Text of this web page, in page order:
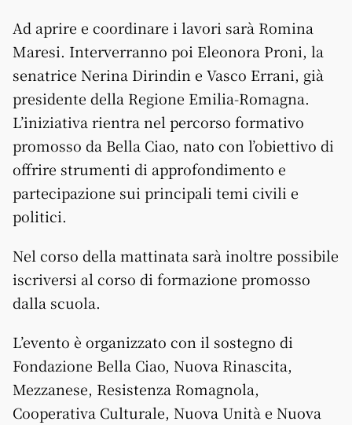
Ad aprire e coordinare i lavori sarà Romina
Maresi. Interverranno poi Eleonora Proni, la
senatrice Nerina Dirindin e Vasco Errani, già
presidente della Regione Emilia-Romagna.
L’iniziativa rientra nel percorso formativo
promosso da Bella Ciao, nato con l’obiettivo di
offrire strumenti di approfondimento e
partecipazione sui principali temi civili e
politici.
Nel corso della mattinata sarà inoltre possibile
iscriversi al corso di formazione promosso
dalla scuola.
L’evento è organizzato con il sostegno di
Fondazione Bella Ciao, Nuova Rinascita,
Mezzanese, Resistenza Romagnola,
Cooperativa Culturale, Nuova Unità e Nuova